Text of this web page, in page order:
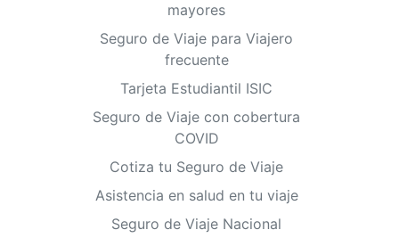
mayores
Seguro de Viaje para Viajero
frecuente
Tarjeta Estudiantil ISIC
Seguro de Viaje con cobertura
COVID
Cotiza tu Seguro de Viaje
Asistencia en salud en tu viaje
Seguro de Viaje Nacional